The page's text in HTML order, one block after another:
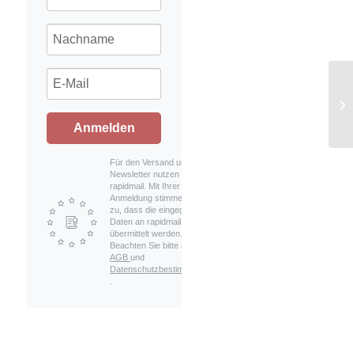
Anmelden
Für den Versand unserer
Newsletter nutzen wir
rapidmail. Mit Ihrer
Anmeldung stimmen Sie
zu, dass die eingegebenen
Daten an rapidmail
übermittelt werden.
Beachten Sie bitte auch die
AGBund
Datenschutzbestimmungen